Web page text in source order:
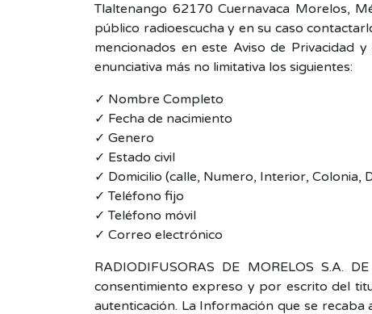
Tlaltenango 62170 Cuernavaca Morelos,
público radioescucha y en su caso
mencionados en este Aviso de Privacidad
enunciativa más no limitativa los siguientes:
✓ Nombre Completo
✓ Fecha de nacimiento
✓ Genero
✓ Estado civil
✓ Domicilio (calle, Numero, Interior, Colonia,
✓ Teléfono fijo
✓ Teléfono móvil
✓ Correo electrónico
RADIODIFUSORAS DE MORELOS S.A.
consentimiento expreso y por escrito del
autenticación. La Información que se